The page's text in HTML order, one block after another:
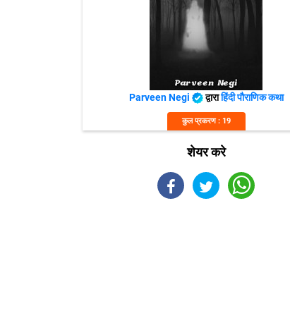
Parveen Negi द्वाराहिंदी पौराणिक कथा
कुल प्रकरण : 19
शेयर करे